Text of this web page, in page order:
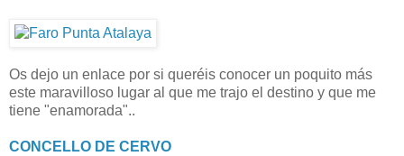
Os dejo un enlace por si queréis conocer un poquito más
este maravilloso lugar al que me trajo el destino y que me
tiene "enamorada"..
CONCELLO DE CERVO